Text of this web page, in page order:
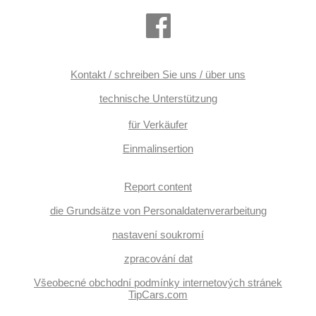
Kontakt / schreiben Sie uns / über uns
technische Unterstützung
für Verkäufer
Einmalinsertion
Report content
die Grundsätze von Personaldatenverarbeitung
nastavení soukromí
zpracování dat
Všeobecné obchodní podmínky internetových stránek
TipCars.com